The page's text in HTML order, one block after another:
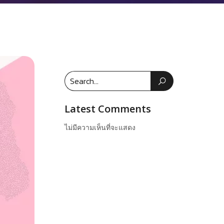
Latest Comments
ไม่มีความเห็นที่จะแสดง